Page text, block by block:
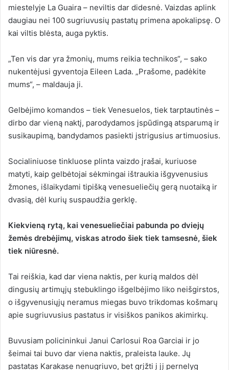
miestelyje La Guaira – neviltis dar didesnė. Vaizdas aplink
daugiau nei 100 sugriuvusių pastatų primena apokalipsę. O
kai viltis blėsta, auga pyktis.
„Ten vis dar yra žmonių, mums reikia technikos“, – sako
nukentėjusi gyventoja Eileen Lada. „Prašome, padėkite
mums“, – maldauja ji.
Gelbėjimo komandos – tiek Venesuelos, tiek tarptautinės –
dirbo dar vieną naktį, parodydamos įspūdingą atsparumą ir
susikaupimą, bandydamos pasiekti įstrigusius artimuosius.
Socialiniuose tinkluose plinta vaizdo įrašai, kuriuose
matyti, kaip gelbėtojai sėkmingai ištraukia išgyvenusius
žmones, išlaikydami tipišką venesueliečių gerą nuotaiką ir
dvasią, dėl kurių suspaudžia gerklę.
Kiekvieną rytą, kai venesueliečiai pabunda po dviejų
žemės drebėjimų, viskas atrodo šiek tiek tamsesnė, šiek
tiek niūresnė.
Tai reiškia, kad dar viena naktis, per kurią maldos dėl
dingusių artimųjų stebuklingo išgelbėjimo liko neišgirstos,
o išgyvenusiųjų neramus miegas buvo trikdomas košmarų
apie sugriuvusius pastatus ir visiškos panikos akimirkų.
Buvusiam policininkui Janui Carlosui Roa Garciai ir jo
šeimai tai buvo dar viena naktis, praleista lauke. Jų
pastatas Karakase nenugriuvo, bet grįžti į jį pernelyg